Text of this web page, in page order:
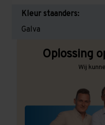
Kleur staanders:
Galva
Oplossing
Wij